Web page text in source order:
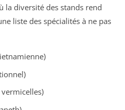
la diversité des stands rend
liste des spécialités à ne pas